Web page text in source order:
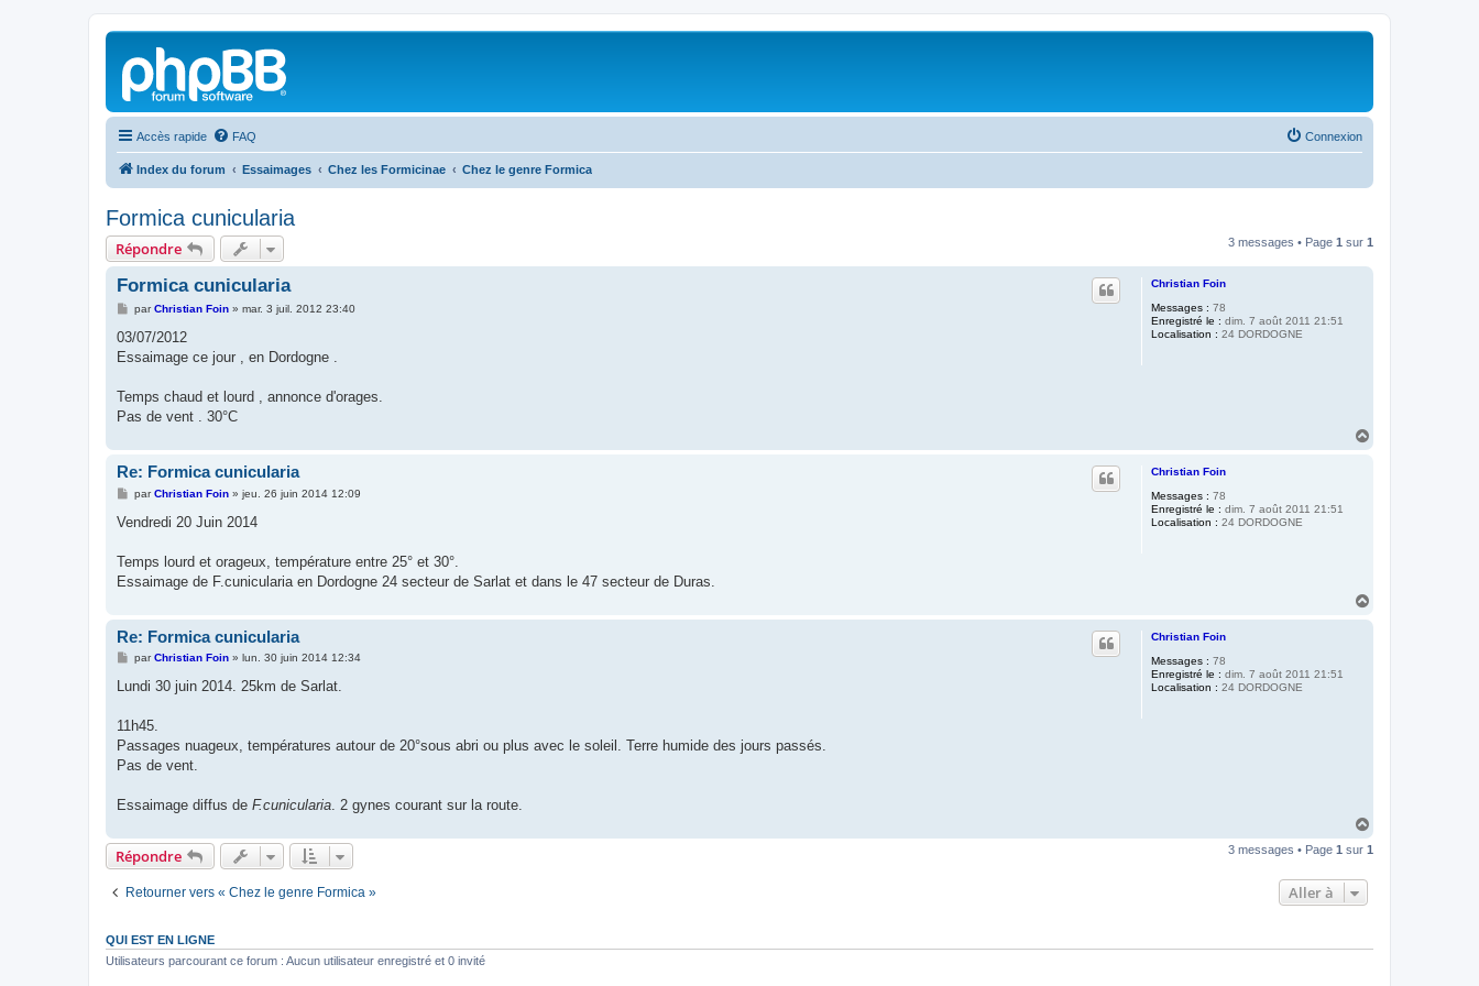
Accès rapide FAQ Connexion
Index du forum Essaimages Chez les Formicinae Chez le genre Formica
Formica cunicularia
Répondre 3 messages • Page 1 sur 1
Christian Foin
Messages : 78
Enregistré le : dim. 7 août 2011 21:51
Localisation : 24 DORDOGNE
Formica cunicularia
M
s
a
parChristian Foin» mar. 3 juil. 2012 23:40
03/07/2012
Essaimage ce jour , en Dordogne .
Temps chaud et lourd , annonce d'orages.
Pas de vent . 30°C
Christian Foin
Messages : 78
Enregistré le : dim. 7 août 2011 21:51
Localisation : 24 DORDOGNE
Re: Formica cunicularia
M
s
g
parChristian Foin» jeu. 26 juin 2014 12:09
Vendredi 20 Juin 2014
Temps lourd et orageux, température entre 25° et 30°.
Essaimage de F.cunicularia en Dordogne 24 secteur de Sarlat et dans le 47 secteur de Duras.
Christian Foin
Messages : 78
Enregistré le : dim. 7 août 2011 21:51
Localisation : 24 DORDOGNE
Re: Formica cunicularia
M
s
g
parChristian Foin» lun. 30 juin 2014 12:34
Lundi 30 juin 2014. 25km de Sarlat.
11h45.
Passages nuageux, températures autour de 20°sous abri ou plus avec le soleil. Terre humide des jours passés.
Pas de vent.
Essaimage diffus de F.cunicularia. 2 gynes courant sur la route.
u
Répondre 3 messages • Page 1 sur 1
Retourner vers « Chez le genre Formica » Aller à
QUI EST EN LIGNE
Utilisateurs parcourant ce forum : Aucun utilisateur enregistré et 0 invité